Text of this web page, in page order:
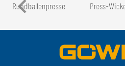
Rundballen­presse Press-